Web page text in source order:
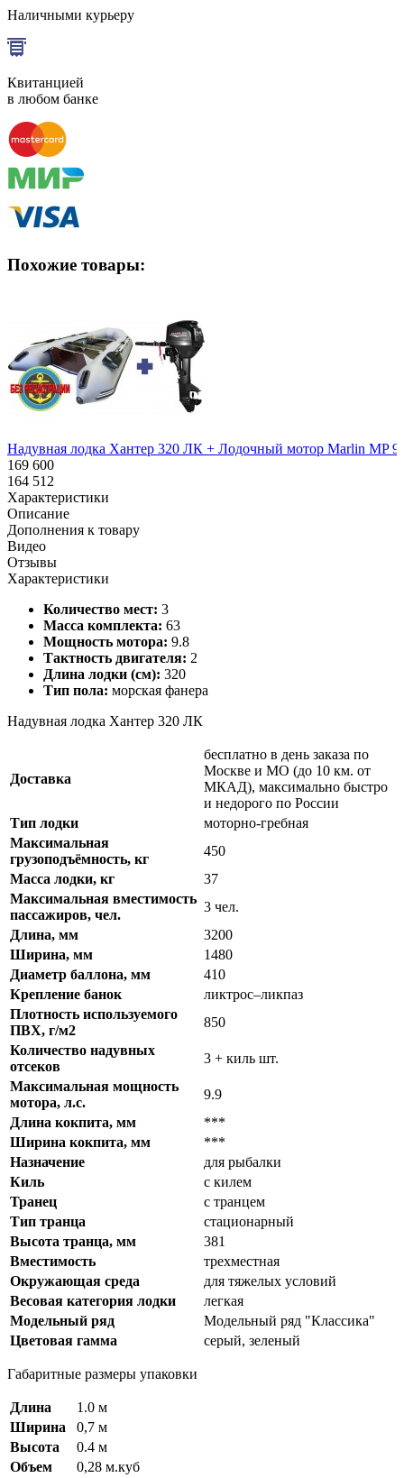
Наличными курьеру
Квитанцией
в любом банке
Похожие товары:
Надувная лодка Хантер 320 ЛК + Лодочный мотор Marlin MP
169 600
164 512
Характеристики
Описание
Дополнения к товару
Видео
Отзывы
Характеристики
Количество мест: 3
Масса комплекта: 63
Мощность мотора: 9.8
Тактность двигателя: 2
Длина лодки (см): 320
Тип пола: морская фанера
Надувная лодка Хантер 320 ЛК
Доставка
бесплатно в день заказа по
Москве и МО (до 10 км. от
МКАД), максимально быстро
и недорого по России
Тип лодки
моторно-гребная
Максимальная
грузоподъёмность, кг
450
Масса лодки, кг
37
Максимальная вместимость
пассажиров, чел.
3 чел.
Длина, мм
3200
Ширина, мм
1480
Диаметр баллона, мм
410
Крепление банок
ликтрос–ликпаз
Плотность используемого
ПВХ, г/м2
850
Количество надувных
отсеков
3 + киль шт.
Максимальная мощность
мотора, л.с.
9.9
Длина кокпита, мм
***
Ширина кокпита, мм
***
Назначение
для рыбалки
Киль
с килем
Транец
с транцем
Тип транца
стационарный
Высота транца, мм
381
Вместимость
трехместная
Окружающая среда
для тяжелых условий
Весовая категория лодки
легкая
Модельный ряд
Модельный ряд "Классика"
Цветовая гамма
серый, зеленый
Габаритные размеры упаковки
Длина
1.0 м
Ширина
0,7 м
Высота
0.4 м
Объем
0,28 м.куб